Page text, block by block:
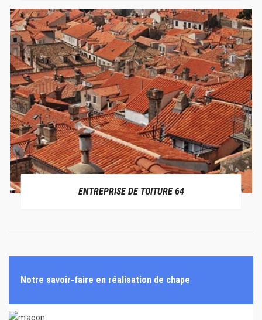
ENTREPRISE DE TOITURE 64
Notre savoir-faire en réalisation de chape